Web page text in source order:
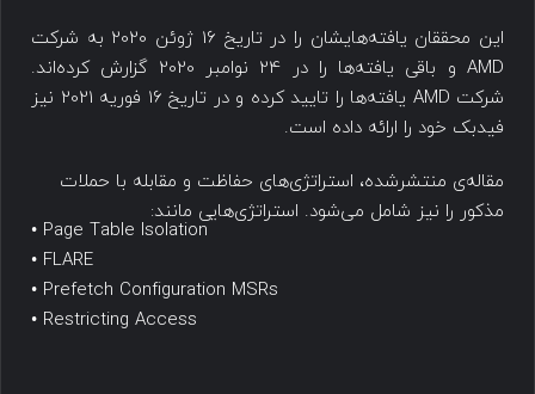
این محققان یافته‌هایشان را در تاریخ 16 ژوئن 2020 به شرکت
AMD و باقی یافته‌ها را در 24 نوامبر 2020 گزارش کرده‌اند.
شرکت AMD یافته‌ها را تایید کرده و در تاریخ 16 فوریه 2021 نیز
فیدبک خود را ارائه داده است.
مقاله‌ی منتشرشده، استراتژی‌های حفاظت و مقابله با حملات
مذکور را نیز شامل می‌شود. استراتژی‌هایی مانند:
• Page Table Isolation
• FLARE
• Prefetch Configuration MSRs
• Restricting Access